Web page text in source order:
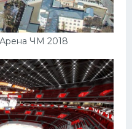
Арена ЧМ 2018